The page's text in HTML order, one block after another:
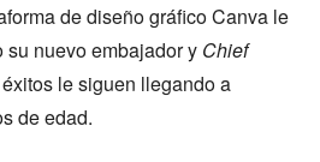
de diseño gráfico Canva le
nuevo embajador y Chief
le siguen llegando a
de edad.